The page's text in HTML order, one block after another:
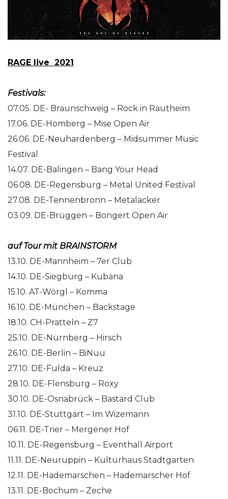
RAGE live 2021
Festivals:
07.05. DE- Braunschweig – Rock in Rautheim
17.06. DE-Homberg – Mise Open Air
26.06. DE-Neuhardenberg – Midsummer Music
Festival
14.07. DE-Balingen – Bang Your Head
06.08. DE-Regensburg – Metal United Festival
27.08. DE-Tennenbronn – Metalacker
03.09. DE-Brüggen – Bongert Open Air
auf Tour mit BRAINSTORM
13.10. DE-Mannheim – 7er Club
14.10. DE-Siegburg – Kubana
15.10. AT-Wörgl – Komma
16.10. DE-München – Backstage
18.10. CH-Pratteln – Z7
25.10. DE-Nürnberg – Hirsch
26.10. DE-Berlin – BiNuu
27.10. DE-Fulda – Kreuz
28.10. DE-Flensburg – Roxy
30.10. DE-Osnabrück – Bastard Club
31.10. DE-Stuttgart – Im Wizemann
06.11. DE-Trier – Mergener Hof
10.11. DE-Regensburg – Eventhall Airport
11.11. DE-Neuruppin – Kulturhaus Stadtgarten
12.11. DE-Hademarschen – Hademarscher Hof
13.11. DE-Bochum – Zeche